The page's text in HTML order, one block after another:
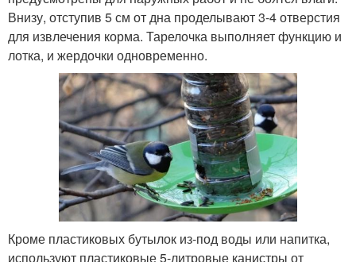
Внизу, отступив 5 см от дна проделывают 3-4 отверстия
для извлечения корма. Тарелочка выполняет функцию и
лотка, и жердочки одновременно.
Кроме пластиковых бутылок из-под воды или напитка,
используют пластиковые 5-литровые канистры от